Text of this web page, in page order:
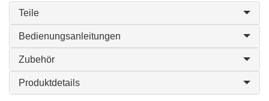
Teile
Bedienungsanleitungen
Zubehör
Produktdetails